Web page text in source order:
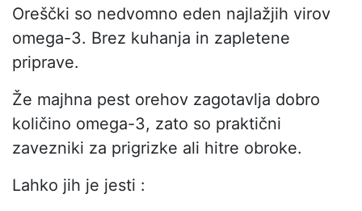
Oreščki so nedvomno eden najlažjih virov
omega-3. Brez kuhanja in zapletene
priprave.
Že majhna pest orehov zagotavlja dobro
količino omega-3, zato so praktični
zavezniki za prigrizke ali hitre obroke.
Lahko jih je jesti :